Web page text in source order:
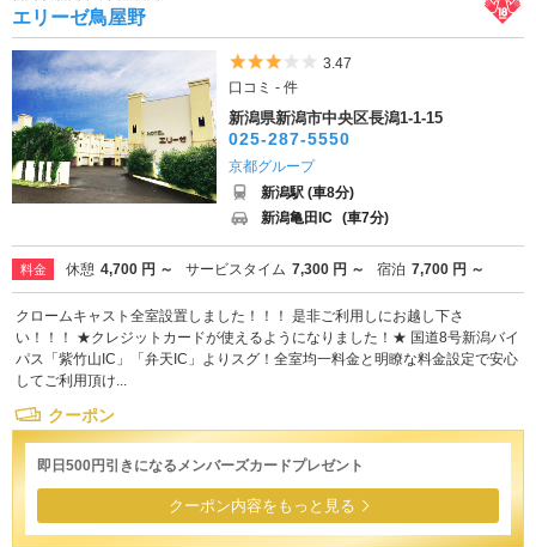
エリーゼ鳥屋野
5つ星のうち3
3.47
口コミ - 件
新潟県新潟市中央区長潟1-1-15
025-287-5550
京都グループ
新潟駅 (車8分)
新潟亀田IC (車7分)
料金 休憩 4,700 円 ～ サービスタイム 7,300 円 ～ 宿泊 7,700 円 ～
クロームキャスト全室設置しました！！！ 是非ご利用しにお越し下さ
い！！！ ★クレジットカードが使えるようになりました！★ 国道8号新潟バイ
パス「紫竹山IC」「弁天IC」よりスグ！全室均一料金と明瞭な料金設定で安心
してご利用頂け...
クーポン
即日500円引きになるメンバーズカードプレゼント
クーポン内容をもっと見る